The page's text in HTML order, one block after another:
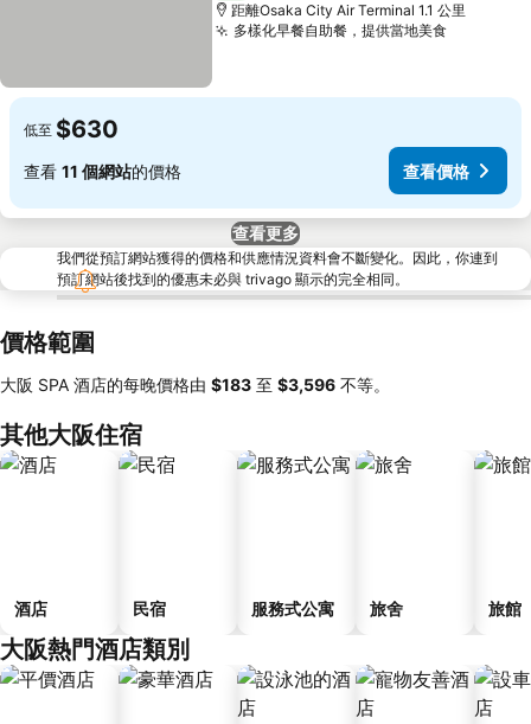
距離Osaka City Air Terminal 1.1 公里
多樣化早餐自助餐，提供當地美食查看價格
低至 $630
查看 11 個網站的價格 查看價格
查看更多
我們從預訂網站獲得的價格和供應情況資料會不斷變化。因此，你連到
預訂網站後找到的優惠未必與 trivago 顯示的完全相同。
價格範圍
大阪 SPA 酒店的每晚價格由 ‎$183 至 ‎$3,596 不等。
其他大阪住宿
酒店 民宿 服務式公寓 旅舍 旅館
大阪熱門酒店類別